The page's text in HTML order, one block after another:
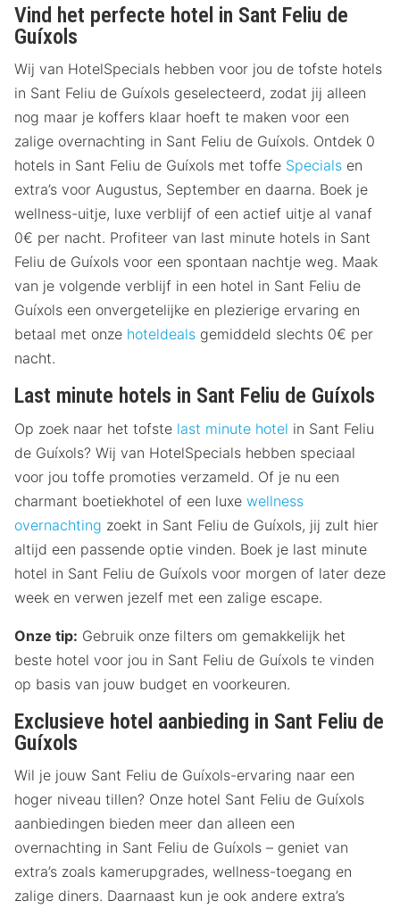
Vind het perfecte hotel in Sant Feliu de
Guíxols
Wij van HotelSpecials hebben voor jou de tofste hotels
in Sant Feliu de Guíxols geselecteerd, zodat jij alleen
nog maar je koffers klaar hoeft te maken voor een
zalige overnachting in Sant Feliu de Guíxols. Ontdek 0
hotels in Sant Feliu de Guíxols met toffe Specials en
extra’s voor Augustus, September en daarna. Boek je
wellness-uitje, luxe verblijf of een actief uitje al vanaf
0€ per nacht. Profiteer van last minute hotels in Sant
Feliu de Guíxols voor een spontaan nachtje weg. Maak
van je volgende verblijf in een hotel in Sant Feliu de
Guíxols een onvergetelijke en plezierige ervaring en
betaal met onze hoteldeals gemiddeld slechts 0€ per
nacht.
Last minute hotels in Sant Feliu de Guíxols
Op zoek naar het tofste last minute hotel in Sant Feliu
de Guíxols? Wij van HotelSpecials hebben speciaal
voor jou toffe promoties verzameld. Of je nu een
charmant boetiekhotel of een luxe wellness
overnachting zoekt in Sant Feliu de Guíxols, jij zult hier
altijd een passende optie vinden. Boek je last minute
hotel in Sant Feliu de Guíxols voor morgen of later deze
week en verwen jezelf met een zalige escape.
Onze tip: Gebruik onze filters om gemakkelijk het
beste hotel voor jou in Sant Feliu de Guíxols te vinden
op basis van jouw budget en voorkeuren.
Exclusieve hotel aanbieding in Sant Feliu de
Guíxols
Wil je jouw Sant Feliu de Guíxols-ervaring naar een
hoger niveau tillen? Onze hotel Sant Feliu de Guíxols
aanbiedingen bieden meer dan alleen een
overnachting in Sant Feliu de Guíxols – geniet van
extra’s zoals kamerupgrades, wellness-toegang en
zalige diners. Daarnaast kun je ook andere extra’s